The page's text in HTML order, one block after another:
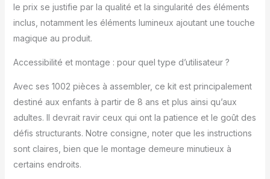
le prix se justifie par la qualité et la singularité des éléments
inclus, notamment les éléments lumineux ajoutant une touche
magique au produit.
Accessibilité et montage : pour quel type d’utilisateur ?
Avec ses 1002 pièces à assembler, ce kit est principalement
destiné aux enfants à partir de 8 ans et plus ainsi qu’aux
adultes. Il devrait ravir ceux qui ont la patience et le goût des
défis structurants. Notre consigne, noter que les instructions
sont claires, bien que le montage demeure minutieux à
certains endroits.